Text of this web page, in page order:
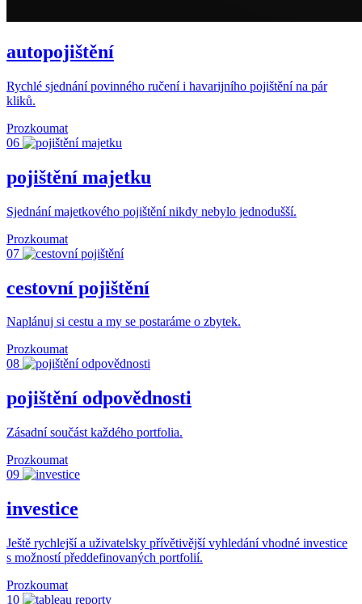
autopojištění
Rychlé sjednání povinného ručení i havarijního pojištění na pár
kliků.
Prozkoumat
06
pojištění majetku
Sjednání majetkového pojištění nikdy nebylo jednodušší.
Prozkoumat
07
cestovní pojištění
Naplánuj si cestu a my se postaráme o zbytek.
Prozkoumat
08
pojištění odpovědnosti
Zásadní součást každého portfolia.
Prozkoumat
09
investice
Ještě rychlejší a uživatelsky přívětivější vyhledání vhodné investice
s možností předdefinovaných portfolií.
Prozkoumat
10